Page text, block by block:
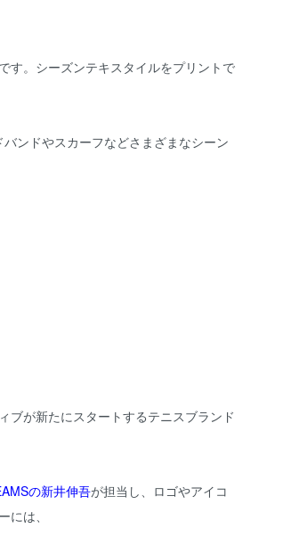
す。シーズンテキスタイルをプリントで
ンドやスカーフなどさまざまなシーン
ブが新たにスタートするテニスブランド
の新井伸吾が担当し、ロゴやアイコ
には、